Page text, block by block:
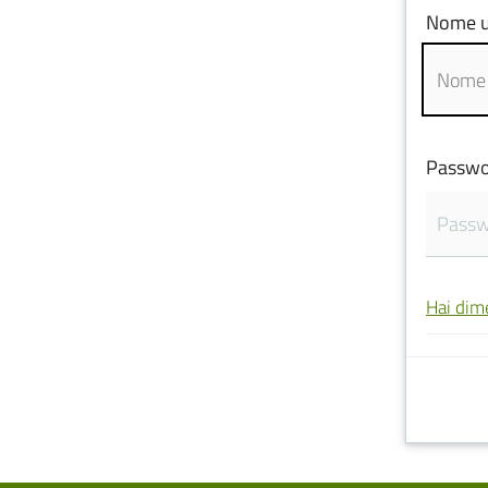
Nome
Hai